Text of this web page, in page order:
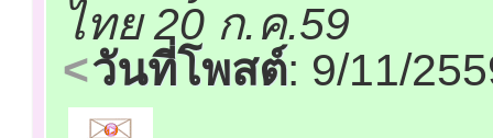
ไทย 20 ก.ค.59
วันที่โพสต์: 9/11/